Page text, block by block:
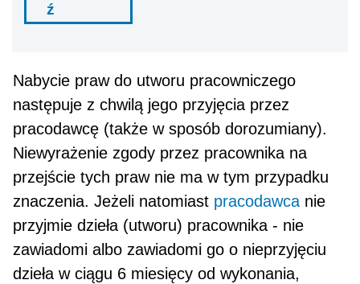
ź
Nabycie praw do utworu pracowniczego
następuje z chwilą jego przyjęcia przez
pracodawcę (także w sposób doro­zumiany).
Niewyrażenie zgody przez pracownika na
przejście tych praw nie ma w tym przypadku
znacze­nia. Jeżeli natomiast pracodawca nie
przyjmie dzieła (utworu) pracownika - nie
zawiadomi albo zawiado­mi go o nieprzyjęciu
dzieła w ciągu 6 miesięcy od wykonania,